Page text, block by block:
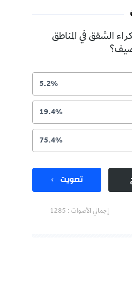
الشقق في المناطق
5.2%
19.4%
75.4%
تصويت
إجمالي الأصوات : 1285